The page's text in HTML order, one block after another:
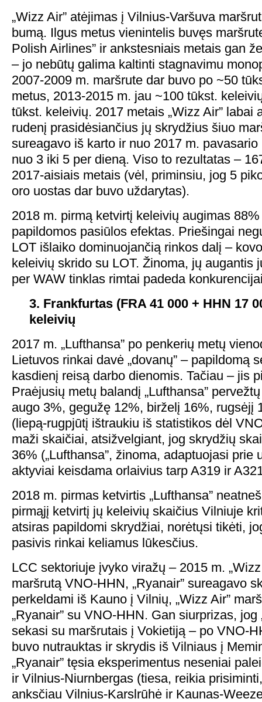
„Wizz Air” atėjimas į Vilnius-Varšuva
bumą. Ilgus metus vienintelis buvęs
Polish Airlines” ir ankstesniais metais gan
– jo nebūtų galima kaltinti stagnavimu
2007-2009 m. maršrute dar buvo po ~50
metus, 2013-2015 m. jau ~100 tūkst.
tūkst. keleivių. 2017 metais „Wizz Air” labai
rudenį prasidėsiančius jų skrydžius šiuo
sureagavo iš karto ir nuo 2017 m.
nuo 3 iki 5 per dieną. Viso to rezultatas –
2017-aisiais metais (vėl, priminsiu, jog 5
oro uostas dar buvo uždarytas).
2018 m. pirmą ketvirtį keleivių augimas
papildomos pasiūlos efektas. Priešingai
LOT išlaiko dominuojančią rinkos dalį –
keleivių skrido su LOT. Žinoma, jų augantis
per WAW tinklas rimtai padeda
3. Frankfurtas (FRA 41 000 + HHN 17
keleivių
2017 m. „Lufthansa” po penkerių metų
Lietuvos rinkai davė „dovanų” – papildomą
kasdienį reisą darbo dienomis. Tačiau – jis
Praėjusių metų balandį „Lufthansa”
augo 3%, gegužę 12%, birželį 16%, rugsėjį
(liepą-rugpjūtį ištraukiu iš statistikos dėl
maži skaičiai, atsižvelgiant, jog skrydžių
36% („Lufthansa”, žinoma, adaptuojasi prie
aktyviai keisdama orlaivius tarp A319 ir
2018 m. pirmas ketvirtis „Lufthansa”
pirmąjį ketvirtį jų keleivių skaičius Vilniuje
atsiras papildomi skrydžiai, norėtųsi tikėti,
pasivis rinkai keliamus lūkesčius.
LCC sektoriuje įvyko viražų – 2015 m.
maršrutą VNO-HHN, „Ryanair” sureagavo
perkeldami iš Kauno į Vilnių, „Wizz Air”
„Ryanair” su VNO-HHN. Gan siurprizas, jog
sekasi su maršrutais į Vokietiją – po VNO-
buvo nutrauktas ir skrydis iš Vilniaus į
„Ryanair” tęsia eksperimentus neseniai
ir Vilnius-Niurnbergas (tiesa, reikia
anksčiau Vilnius-Karslrūhė ir Kaunas-